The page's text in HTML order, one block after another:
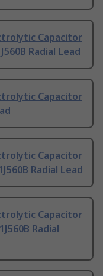
Capacitor
Radial Lead
Capacitor
Capacitor
Radial Lead
Capacitor
Radial